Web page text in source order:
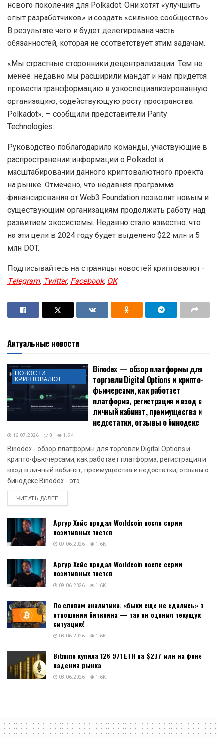
нового поколения для Polkadot. Они хотят «улучшить
опыт разработчиков» и создать «сильное сообщество».
В результате чего и будет делегирована часть
обязанностей, которая не соответствует этим задачам.
«Мы страстные сторонники децентрализации. Тем не
менее, недавно мы расширили мандат и нам придется
провести трансформацию в узкоспециализированную
организацию, содействующую росту пространства
Polkadot», — сообщили представители Parity
Technologies.
Руководство поблагодарило команды, участвующие в
распространении информации о Polkadot и
масштабировании данного криптовалютного проекта
на рынке. Отмечено, что недавняя программа
финансирования от Web3 Foundation позволит новым и
существующим организациям продолжить работу над
развитием экосистемы. Недавно стало известно, что
на эти цели в 2024 году будет выделено $22 млн и 5
млн DOT.
Подписывайтесь на страницы новостей криптовалют -
Telegram,Twitter,Facebook,OK
Актуальные новости
НОВОСТИ
КРИПТОВАЛЮТ
Binodex — обзор платформы для
торговли Digital Options и крипто-
фьючерсами, как работает
платформа, регистрация и вход в
личный кабинет, преимущества и
недостатки, отзывы о бинодекс
16.07.2026 0 1.5K
Binodex - обзор платформы для торговли Digital Options и
крипто-фьючерсами, как работает платформа, регистрация и
вход в личный кабинет, преимущества и недостатки, отзывы о
бинодекс Binodex - это...
ЧИТАТЬ ДАЛЕЕDETAILS
Артур Хейс продал Worldcoin после серии
позитивных постов
09.06.2026 1.6K
Артур Хейс продал Worldcoin после серии
позитивных постов
09.06.2026 1.6K
По словам аналитика, «быки еще не сдались» в
отношении биткоина — так он оценил текущую
ситуацию!
08.06.2026 1.6K
Bitmine купила 126 971 ETH на $207 млн на фоне
падения рынка
08.06.2026 1.6K